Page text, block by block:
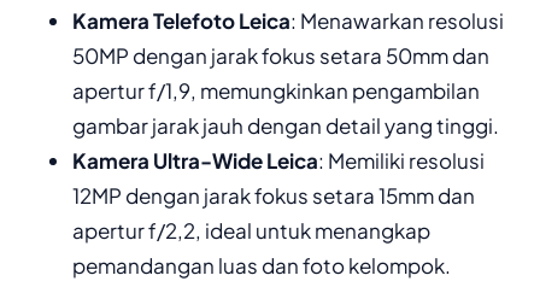
Kamera Telefoto Leica: Menawarkan resolusi
50MP dengan jarak fokus setara 50mm dan
apertur f/1,9, memungkinkan pengambilan
gambar jarak jauh dengan detail yang tinggi.
Kamera Ultra-Wide Leica: Memiliki resolusi
12MP dengan jarak fokus setara 15mm dan
apertur f/2,2, ideal untuk menangkap
pemandangan luas dan foto kelompok.